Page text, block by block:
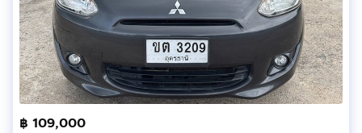
฿ 109,000